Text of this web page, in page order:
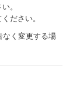
。
ださい。
く変更する場